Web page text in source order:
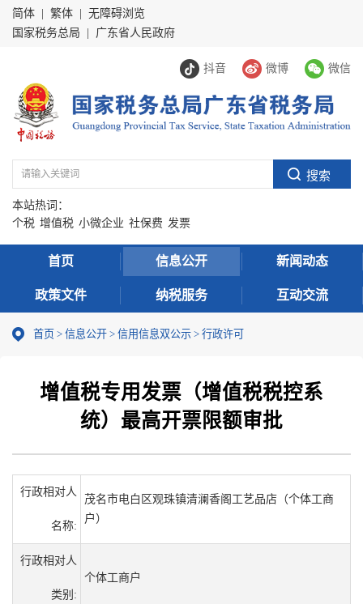
简体 繁体
无障碍浏览
国家税务总局
广东省人民政府
抖音 微博 微信
本站热词：
个税 增值税 小微企业 社保费 发票
首页 信息公开 新闻动态
政策文件 纳税服务 互动交流
首页 > 信息公开 > 信用信息双公示 > 行政许可
增值税专用发票（增值税税控系
统）最高开票限额审批
行政相对人
名称:
茂名市电白区观珠镇清澜香阁工艺品店（个体工商
户）
行政相对人
类别:
个体工商户